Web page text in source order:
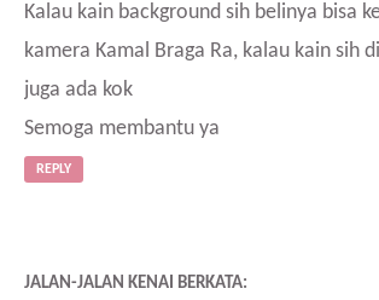
Kalau kain background sih belinya bisa
kamera Kamal Braga Ra, kalau kain sih
juga ada kok
Semoga membantu ya
REPLY
JALAN-JALAN KENAI BERKATA: